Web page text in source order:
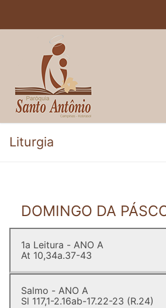
Pesquisar por:
Liturgia
DOMINGO DA
1a Leitura - ANO A
At 10,34a.37-43
Salmo - ANO A
Sl 117,1-2.16ab-17.22-23 (R.24)